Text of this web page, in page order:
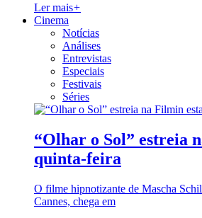
Ler mais+
Cinema
Notícias
Análises
Entrevistas
Especiais
Festivais
Séries
“Olhar o Sol” estreia
quinta-feira
O filme hipnotizante de Mascha
Cannes, chega em